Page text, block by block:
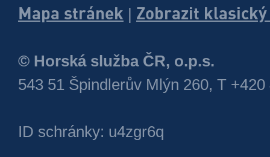
Mapa stránek
Zobrazit
© Horská služba ČR, o.p.s.
543 51 Špindlerův Mlýn 260, T +420
ID schránky: u4zgr6q